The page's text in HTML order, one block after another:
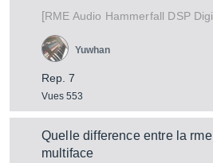
[RME Audio Hammerfall DSP
Rep. 7
Vues 553
Yuwhan
Quelle difference entre la
multiface